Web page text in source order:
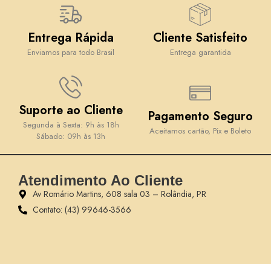
Entrega Rápida
Enviamos para todo Brasil
Cliente Satisfeito
Entrega garantida
Suporte ao Cliente
Segunda à Sexta: 9h às 18h
Sábado: 09h às 13h
Pagamento Seguro
Aceitamos cartão, Pix e Boleto
Atendimento Ao Cliente
Av Romário Martins, 608 sala 03 – Rolândia, PR
Contato: (43) 99646-3566